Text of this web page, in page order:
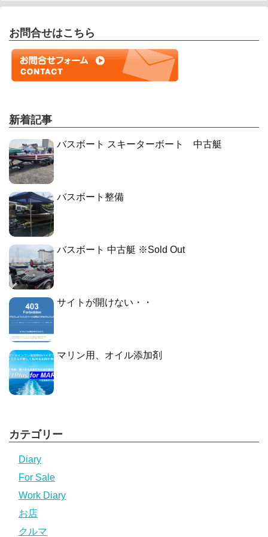
お問合せはこちら
新着記事
バスボート スキーターボート 中古艇
バスボート整備
バスボート 中古艇 ※Sold Out
サイトが開けない・・
マリン用、オイル添加剤
カテゴリー
Diary
For Sale
Work Diary
お店
クルマ